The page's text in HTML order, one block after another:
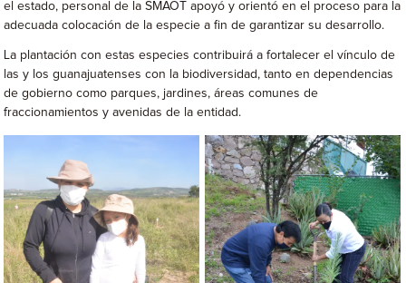
el estado, personal de la SMAOT apoyó y orientó en el proceso para la
adecuada colocación de la especie a fin de garantizar su desarrollo.
La plantación con estas especies contribuirá a fortalecer el vínculo de
las y los guanajuatenses con la biodiversidad, tanto en dependencias
de gobierno como parques, jardines, áreas comunes de
fraccionamientos y avenidas de la entidad.